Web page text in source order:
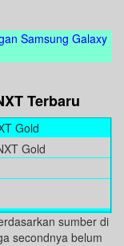
Samsung Galaxy
Terbaru
Gold
sumber di
secondnya belum